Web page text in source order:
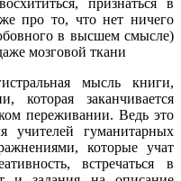
про то, что нет ничего
в высшем смысле)
мозговой ткани
мысль книги,
которая заканчивается
переживании. Ведь это
учителей гуманитарных
которые учат
встречаться в